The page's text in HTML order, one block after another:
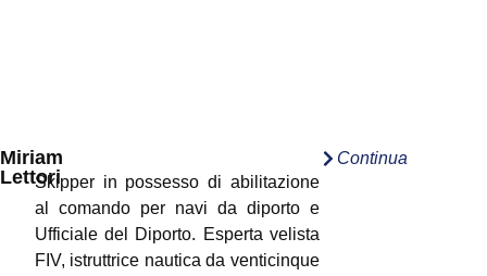
Miriam
LettoriSkipper in possesso di abilitazione
al comando per navi da diporto e
Ufficiale del Diporto. Esperta velista
FIV, istruttrice nautica da venticinque
Continua